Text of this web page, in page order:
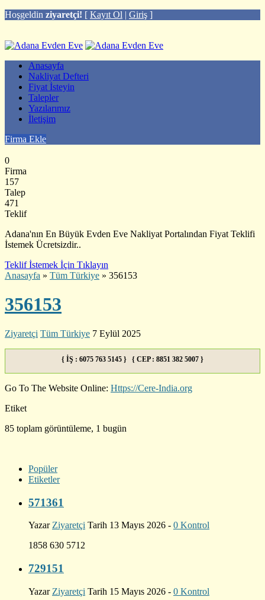
Hoşgeldin ziyaretçi! [ Kayıt Ol | Giriş ]
Anasayfa
Nakliyat Defteri
Fiyat İsteyin
Talepler
Yazılarımız
İletişim
Firma Ekle
0
Firma
157
Talep
471
Teklif
Adana'nın En Büyük Evden Eve Nakliyat Portalından Fiyat Teklifi
İstemek Ücretsizdir..
Teklif İstemek İçin Tıklayın
Anasayfa » Tüm Türkiye » 356153
356153
Ziyaretçi Tüm Türkiye 7 Eylül 2025
{ İŞ : 6075 763 5145 } { CEP : 8851 382 5007 }
Go To The Website Online: Https://Cere-India.org
Etiket
85 toplam görüntüleme, 1 bugün
Popüler
Etiketler
571361
Yazar Ziyaretçi Tarih 13 Mayıs 2026 - 0 Kontrol
1858 630 5712
729151
Yazar Ziyaretçi Tarih 15 Mayıs 2026 - 0 Kontrol